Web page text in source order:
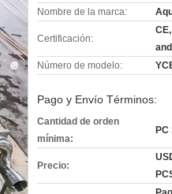
Nombre de la marca:
Certificación:
Número de modelo:
Pago y Envío Términos:
Cantidad de orden
mínima:
PC
Precio: